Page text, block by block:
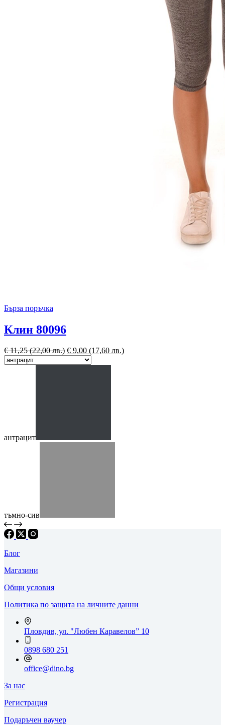
Бърза поръчка
Клин 80096
€11,25(22,00 лв.) € 9,00 (17,60 лв.)
антрацит
тъмно-сив
Блог
Магазини
Общи условия
Политика по защита на личните данни
Пловдив, ул. "Любен Каравелов” 10
0898 680 251
office@dino.bg
За нас
Регистрация
Подаръчен ваучер